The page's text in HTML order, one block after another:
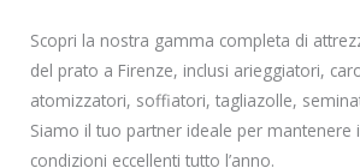
Scopri la nostra gamma completa di
del prato a Firenze, inclusi arieggiatori,
atomizzatori, soffiatori, tagliazolle,
Siamo il tuo partner ideale per mantenere
condizioni eccellenti tutto l’anno.